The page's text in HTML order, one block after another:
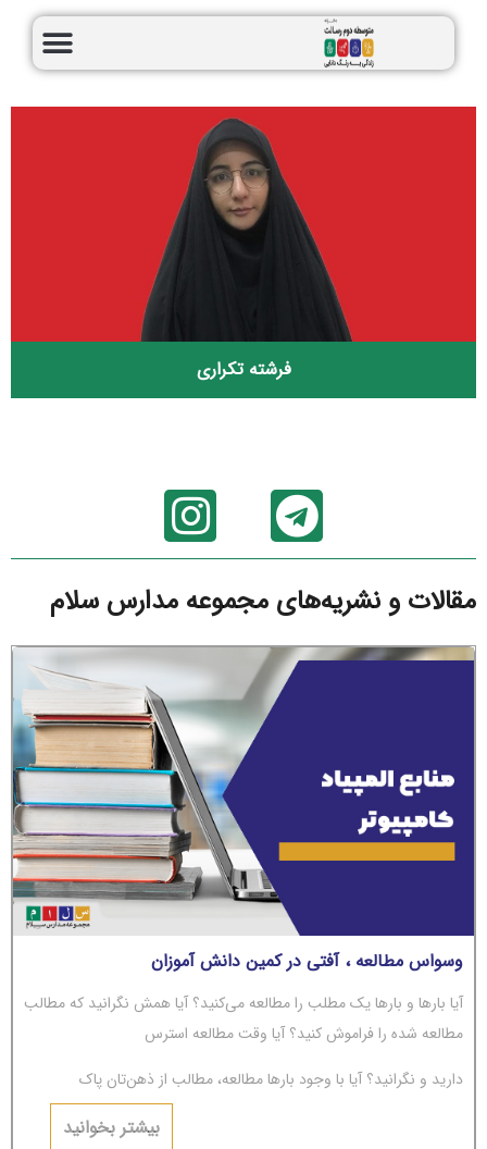
فرشته تکراری
مقالات و نشریه‌های مجموعه مدارس سلام
وسواس مطالعه ، آفتی در کمین دانش آموزان
آیا بارها و بارها یک مطلب را مطالعه می‌کنید؟ آیا همش نگرانید که مطالب
مطالعه شده را فراموش کنید؟ آیا وقت مطالعه استرس
دارید و نگرانید؟ آیا با وجود بارها مطالعه، مطالب از ذهن‌تان پاک
می‌شوند؟ اگر جواب‌تان مثبت است، باید بگوییم شما دچار
بیشتر بخوانید